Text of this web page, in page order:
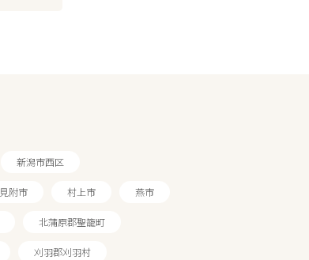
新潟市西区
見附市 村上市 燕市
北蒲原郡聖籠町
刈羽郡刈羽村